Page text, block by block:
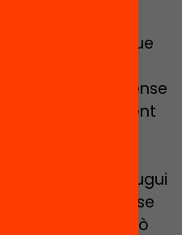
deixen clar que
i
continuen sense
majoritàriament
Diversos
iniciatives
que tothom pugui
educativa, sense
de renda, però